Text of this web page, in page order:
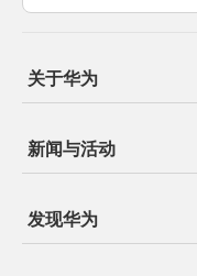
关于华为
新闻与活动
发现华为